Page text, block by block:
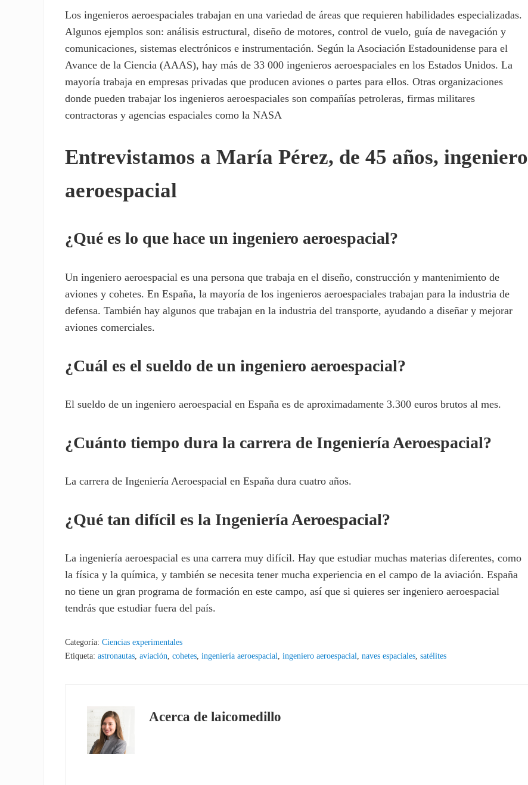
Los ingenieros aeroespaciales trabajan en una variedad de áreas que requieren habilidades especializadas.
Algunos ejemplos son: análisis estructural, diseño de motores, control de vuelo, guía de navegación y
comunicaciones, sistemas electrónicos e instrumentación. Según la Asociación Estadounidense para el
Avance de la Ciencia (AAAS), hay más de 33 000 ingenieros aeroespaciales en los Estados Unidos. La
mayoría trabaja en empresas privadas que producen aviones o partes para ellos. Otras organizaciones
donde pueden trabajar los ingenieros aeroespaciales son compañías petroleras, firmas militares
contractoras y agencias espaciales como la NASA
Entrevistamos a María Pérez, de 45 años, ingeniero
aeroespacial
¿Qué es lo que hace un ingeniero aeroespacial?
Un ingeniero aeroespacial es una persona que trabaja en el diseño, construcción y mantenimiento de
aviones y cohetes. En España, la mayorí­a de los ingenieros aeroespaciales trabajan para la industria de
defensa. También hay algunos que trabajan en la industria del transporte, ayudando a diseñar y mejorar
aviones comerciales.
¿Cuál es el sueldo de un ingeniero aeroespacial?
El sueldo de un ingeniero aeroespacial en España es de aproximadamente 3.300 euros brutos al mes.
¿Cuánto tiempo dura la carrera de Ingeniería Aeroespacial?
La carrera de Ingeniería Aeroespacial en España dura cuatro años.
¿Qué tan difícil es la Ingeniería Aeroespacial?
La ingeniería aeroespacial es una carrera muy difícil. Hay que estudiar muchas materias diferentes, como
la física y la química, y también se necesita tener mucha experiencia en el campo de la aviación. España
no tiene un gran programa de formación en este campo, así que si quieres ser ingeniero aeroespacial
tendrás que estudiar fuera del país.
Categoría:Ciencias experimentales
Etiqueta:astronautas,aviación,cohetes,ingeniería aeroespacial,ingeniero aeroespacial,naves espaciales,satélites
Acerca delaicomedillo